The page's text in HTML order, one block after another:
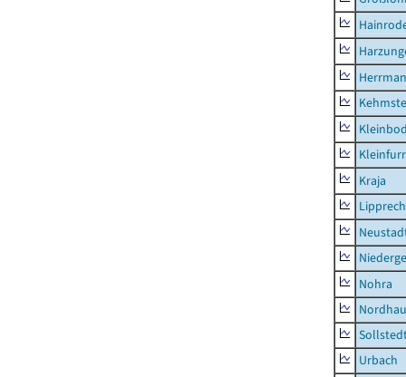
Kraja
Nohra
Urbach